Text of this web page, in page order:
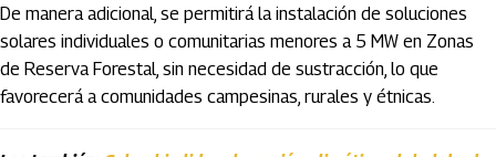
De manera adicional, se permitirá la instalación de soluciones
solares individuales o comunitarias menores a 5 MW en Zonas
de Reserva Forestal, sin necesidad de sustracción, lo que
favorecerá a comunidades campesinas, rurales y étnicas.